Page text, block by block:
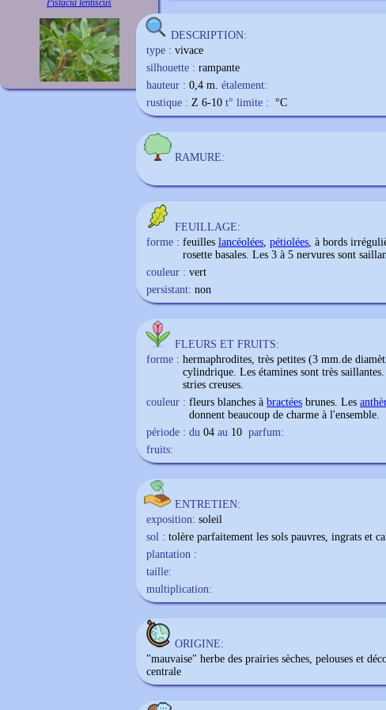
Pistacia lentiscus
DESCRIPTION:
type : vivace
silhouette : rampante
hauteur : 0,4 m. étalement:
rustique : Z 6-10 t° limite : °C
RAMURE:
FEUILLAGE:
forme : feuilles lancéolées, pétiolées, à bords
rosette basales. Les 3 à 5 nervures sont
couleur : vert
persistant: non
FLEURS ET FRUITS:
forme : hermaphrodites, très petites (3 mm.de
cylindrique. Les étamines sont très
stries creuses.
couleur : fleurs blanches à bractées brunes. Les
donnent beaucoup de charme à l'ensemble.
période : du 04 au 10 parfum:
fruits:
ENTRETIEN:
exposition: soleil
sol : tolère parfaitement les sols pauvres, ingrats et
plantation :
taille:
multiplication:
ORIGINE:
"mauvaise" herbe des prairies sèches, pelouses et
centrale